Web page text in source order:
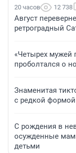
20 часов 12 738
Август
ретроградный
«Четырех мужей
проболтался о
Знаменитая
с редкой формой
С рождения в
осужденные
детьми